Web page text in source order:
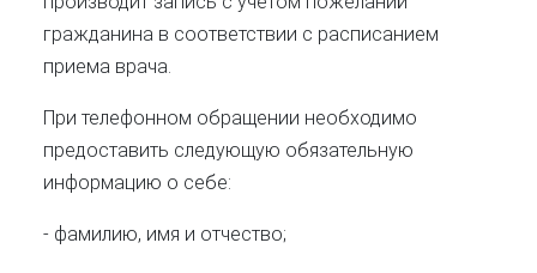
гражданина в соответствии с расписанием
приема врача.
При телефонном обращении необходимо
предоставить следующую обязательную
информацию о себе:
- фамилию, имя и отчество;